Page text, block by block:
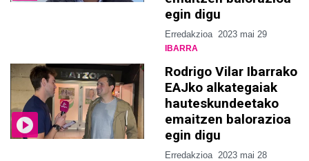
egin digu
Erredakzioa 2023 mai 29
IBARRA
Rodrigo Vilar Ibarrako
EAJko alkategaiak
hauteskundeetako
emaitzen balorazioa
egin digu
Erredakzioa 2023 mai 28